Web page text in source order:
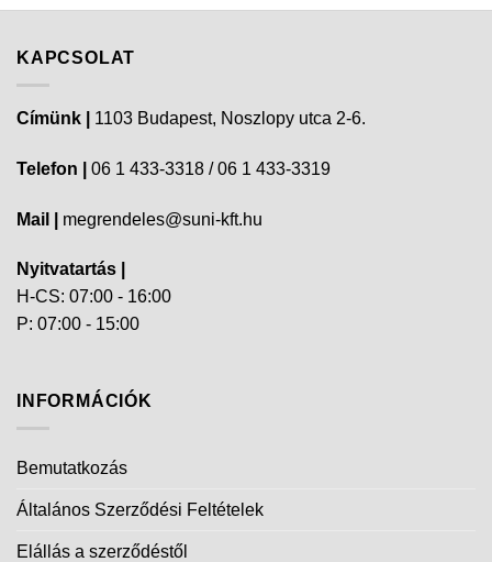
KAPCSOLAT
Címünk | 1103 Budapest, Noszlopy utca 2-6.
Telefon | 06 1 433-3318 / 06 1 433-3319
Mail | megrendeles@suni-kft.hu
Nyitvatartás |
H-CS: 07:00 - 16:00
P: 07:00 - 15:00
INFORMÁCIÓK
Bemutatkozás
Általános Szerződési Feltételek
Elállás a szerződéstől